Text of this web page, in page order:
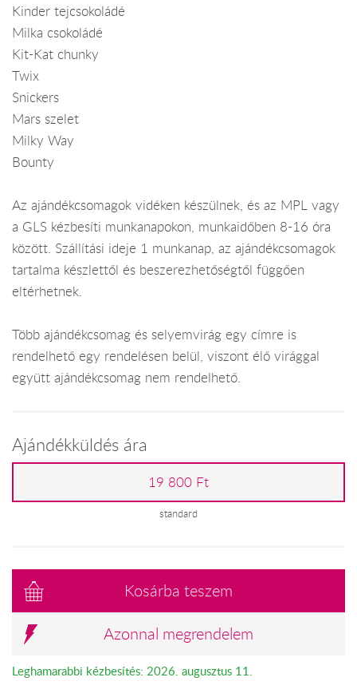
Kinder tejcsokoládé
Milka csokoládé
Kit-Kat chunky
Twix
Snickers
Mars szelet
Milky Way
Bounty
Az ajándékcsomagok vidéken készülnek, és az MPL vagy
a GLS kézbesíti munkanapokon, munkaidőben 8-16 óra
között. Szállítási ideje 1 munkanap, az ajándékcsomagok
tartalma készlettől és beszerezhetőségtől függően
eltérhetnek.
Több ajándékcsomag és selyemvirág egy címre is
rendelhető egy rendelésen belül, viszont élő virággal
együtt ajándékcsomag nem rendelhető.
Ajándékküldés ára
19 800 Ft
standard
Kosárba teszem
Azonnal megrendelem
Leghamarabbi kézbesítés: 2026. augusztus 11.